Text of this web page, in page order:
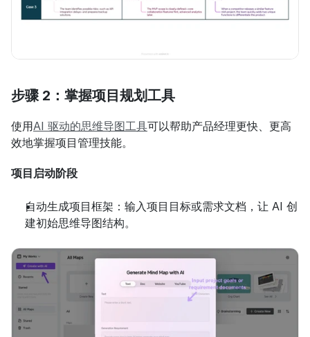
步骤 2：掌握项目规划工具
使用AI 驱动的思维导图工具可以帮助产品经理更快、更高
效地掌握项目管理技能。
项目启动阶段
自动生成项目框架：输入项目目标或需求文档，让 AI 创
建初始思维导图结构。